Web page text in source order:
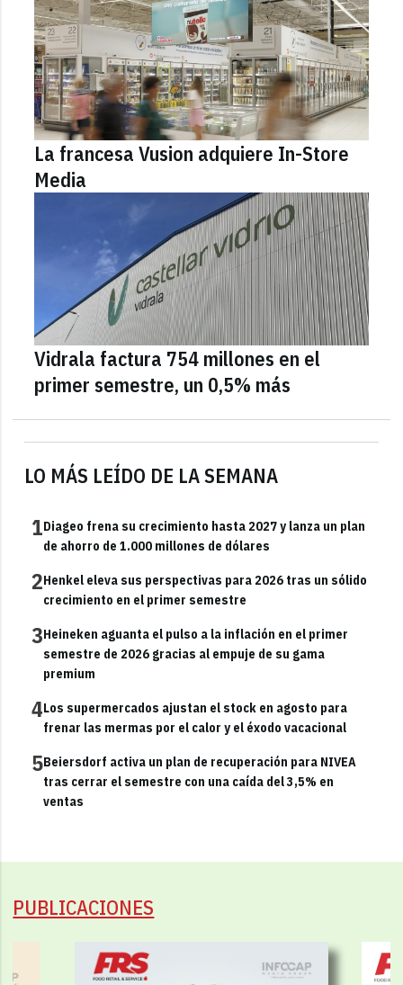
LO MÁS LEÍDO DE LA SEMANA
1Diageo frena su crecimiento hasta 2027 y lanza un plan
de ahorro de 1.000 millones de dólares
2Henkel eleva sus perspectivas para 2026 tras un sólido
crecimiento en el primer semestre
3Heineken aguanta el pulso a la inflación en el primer
semestre de 2026 gracias al empuje de su gama
premium
4Los supermercados ajustan el stock en agosto para
frenar las mermas por el calor y el éxodo vacacional
5Beiersdorf activa un plan de recuperación para NIVEA
tras cerrar el semestre con una caída del 3,5% en
ventas
La francesa Vusion adquiere In-Store
Media
Vidrala factura 754 millones en el
primer semestre, un 0,5% más
PUBLICACIONES